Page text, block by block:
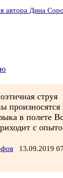
автора Дина
струя
в полете
с
13.09.2019